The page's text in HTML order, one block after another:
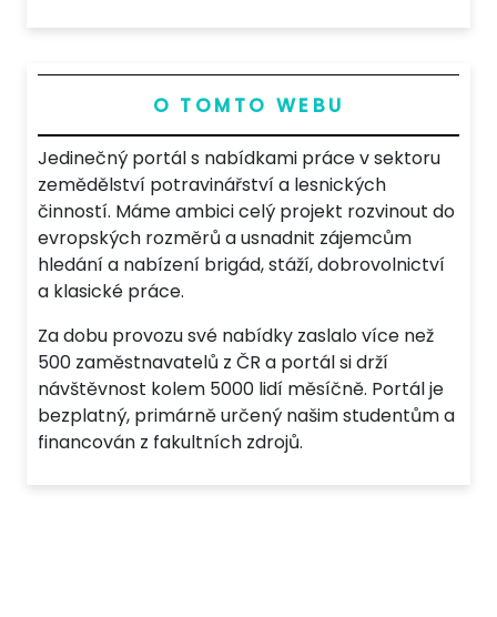
O TOMTO WEBU
Jedinečný portál s nabídkami práce v sektoru
zemědělství potravinářství a lesnických
činností. Máme ambici celý projekt rozvinout do
evropských rozměrů a usnadnit zájemcům
hledání a nabízení brigád, stáží, dobrovolnictví
a klasické práce.
Za dobu provozu své nabídky zaslalo více než
500 zaměstnavatelů z ČR a portál si drží
návštěvnost kolem 5000 lidí měsíčně. Portál je
bezplatný, primárně určený našim studentům a
financován z fakultních zdrojů.